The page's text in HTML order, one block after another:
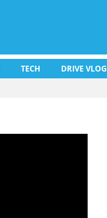
TECH
DRIVE VLOG